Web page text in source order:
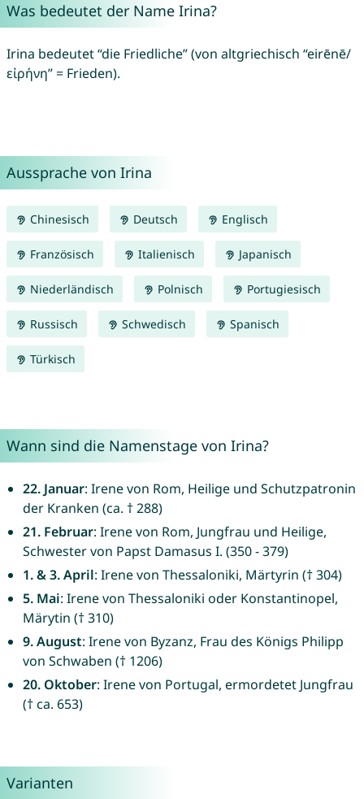
Was bedeutet der Name Irina?
Irina bedeutet “die Friedliche” (von altgriechisch “eirēnē/
εἰρήνη” = Frieden).
Aussprache von Irina
Chinesisch Deutsch Englisch
Französisch Italienisch Japanisch
Niederländisch Polnisch Portugiesisch
Russisch Schwedisch Spanisch
Türkisch
Wann sind die Namenstage von Irina?
22. Januar: Irene von Rom, Heilige und Schutzpatronin
der Kranken (ca. † 288)
21. Februar: Irene von Rom, Jungfrau und Heilige,
Schwester von Papst Damasus I. (350 - 379)
1. & 3. April: Irene von Thessaloniki, Märtyrin († 304)
5. Mai: Irene von Thessaloniki oder Konstantinopel,
Märytin († 310)
9. August: Irene von Byzanz, Frau des Königs Philipp
von Schwaben († 1206)
20. Oktober: Irene von Portugal, ermordetet Jungfrau
(† ca. 653)
Varianten